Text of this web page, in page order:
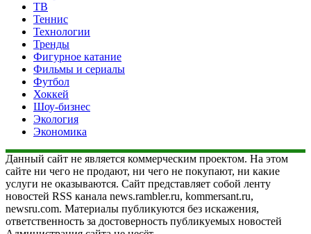
ТВ
Теннис
Технологии
Тренды
Фигурное катание
Фильмы и сериалы
Футбол
Хоккей
Шоу-бизнес
Экология
Экономика
Данный сайт не является коммерческим проектом. На этом
сайте ни чего не продают, ни чего не покупают, ни какие
услуги не оказываются. Сайт представляет собой ленту
новостей RSS канала news.rambler.ru, kommersant.ru,
newsru.com. Материалы публикуются без искажения,
ответственность за достоверность публикуемых новостей